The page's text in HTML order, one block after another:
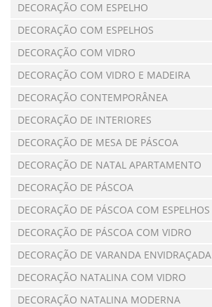
DECORAÇÃO COM ESPELHO
DECORAÇÃO COM ESPELHOS
DECORAÇÃO COM VIDRO
DECORAÇÃO COM VIDRO E MADEIRA
DECORAÇÃO CONTEMPORÂNEA
DECORAÇÃO DE INTERIORES
DECORAÇÃO DE MESA DE PÁSCOA
DECORAÇÃO DE NATAL APARTAMENTO
DECORAÇÃO DE PÁSCOA
DECORAÇÃO DE PÁSCOA COM ESPELHOS
DECORAÇÃO DE PÁSCOA COM VIDRO
DECORAÇÃO DE VARANDA ENVIDRAÇADA
DECORAÇÃO NATALINA COM VIDRO
DECORAÇÃO NATALINA MODERNA